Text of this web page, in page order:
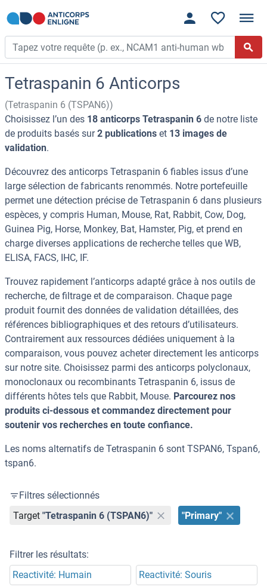
Tetraspanin 6 Anticorps
(Tetraspanin 6 (TSPAN6))
Choisissez l’un des 18 anticorps Tetraspanin 6 de notre liste
de produits basés sur2 publications et 13 images de
validation.
Découvrez des anticorps Tetraspanin 6 fiables issus d’une
large sélection de fabricants renommés. Notre portefeuille
permet une détection précise de Tetraspanin 6 dans plusieurs
espèces, y compris Human, Mouse, Rat, Rabbit, Cow, Dog,
Guinea Pig, Horse, Monkey, Bat, Hamster, Pig, et prend en
charge diverses applications de recherche telles que WB,
ELISA, FACS, IHC, IF.
Trouvez rapidement l’anticorps adapté grâce à nos outils de
recherche, de filtrage et de comparaison. Chaque page
produit fournit des données de validation détaillées, des
références bibliographiques et des retours d’utilisateurs.
Contrairement aux ressources dédiées uniquement à la
comparaison, vous pouvez acheter directement les anticorps
sur notre site. Choisissez parmi des anticorps polyclonaux,
monoclonaux ou recombinants Tetraspanin 6, issus de
différents hôtes tels que Rabbit, Mouse. Parcourez nos
produits ci-dessous et commandez directement pour
soutenir vos recherches en toute confiance.
Les noms alternatifs de Tetraspanin 6 sont TSPAN6, Tspan6,
tspan6.
Filtres sélectionnés
Target "Tetraspanin 6 (TSPAN6)" "Primary"
Filtrer les résultats:
Reactivité: Humain
Reactivité: Souris